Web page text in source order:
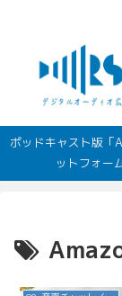
ポッドキャスト版「
ットフォー